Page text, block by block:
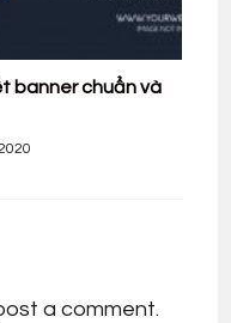
banner chuẩn và
a comment.